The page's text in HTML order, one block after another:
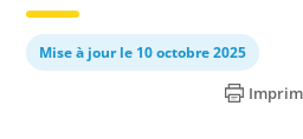
Mise à jour le 10 octobre 2025